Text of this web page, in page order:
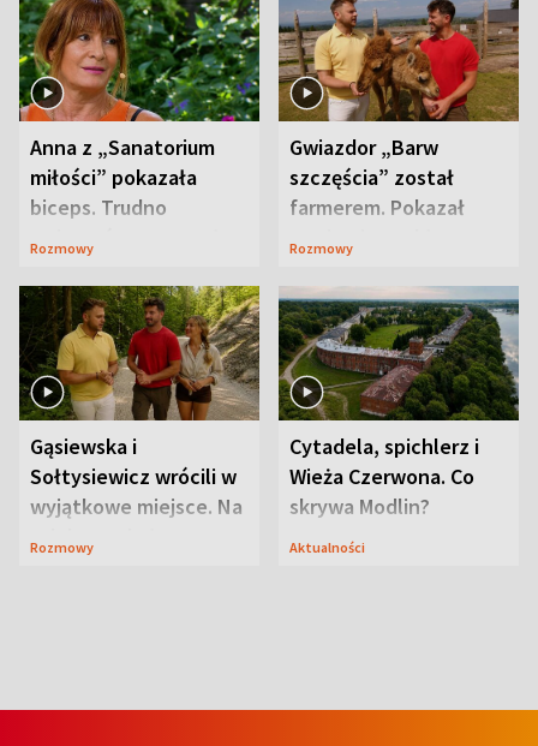
Anna z „Sanatorium
miłości” pokazała
biceps. Trudno
uwierzyć, co przeszła
Rozmowy
Gwiazdor „Barw
szczęścia” został
farmerem. Pokazał
swoje niezwykłe
Rozmowy
Gąsiewska i
Sołtysiewicz wrócili w
wyjątkowe miejsce. Na
szlaku czekał
Rozmowy
Cytadela, spichlerz i
Wieża Czerwona. Co
skrywa Modlin?
Aktualności